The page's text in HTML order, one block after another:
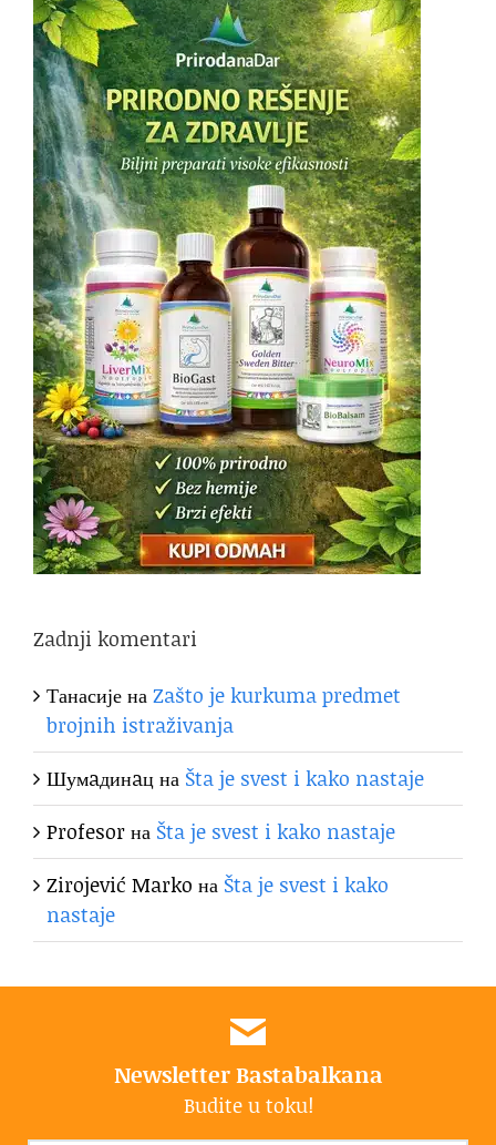
Zadnji komentari
ТанасијенаZašto je kurkuma predmet
brojnih istraživanja
Шумaдинaцна Šta je svest i kako nastaje
Profesorна Šta je svest i kako nastaje
Zirojević Marko на Šta je svest i kako
nastaje
Newsletter Bastabalkana
Budite u toku!